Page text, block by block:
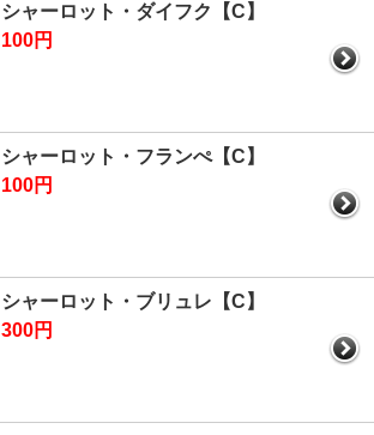
シャーロット・ダイフク【C】
100円
シャーロット・フランぺ【C】
100円
シャーロット・ブリュレ【C】
300円